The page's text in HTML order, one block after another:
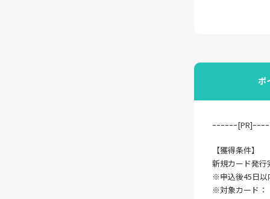
ポ
ｰｰｰｰｰｰ[PR]ｰｰｰ
【獲得条件】
新規カード発
※申込後45日以
※対象カード：